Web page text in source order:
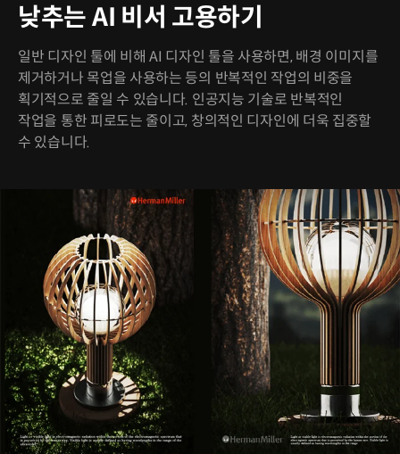
낮추는 AI 비서 고용하기
일반 디자인 툴에 비해 AI 디자인 툴을 사용하면, 배경 이미지를
제거하거나 목업을 사용하는 등의 반복적인 작업의 비중을
획기적으로 줄일 수 있습니다. 인공지능 기술로 반복적인
작업을 통한 피로도는 줄이고, 창의적인 디자인에 더욱 집중할
수 있습니다.